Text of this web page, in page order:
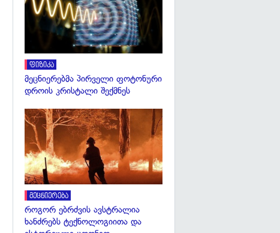
ფიზიკა
მეცნიერებმა პირველი ფოტონური
დროის კრისტალი შექმნეს
მეცნიერება
როგორ ებრძვის ავსტრალია
ხანძრებს ტექნოლოგიითა და